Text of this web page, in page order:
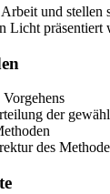
und stellen
präsentiert
der
des